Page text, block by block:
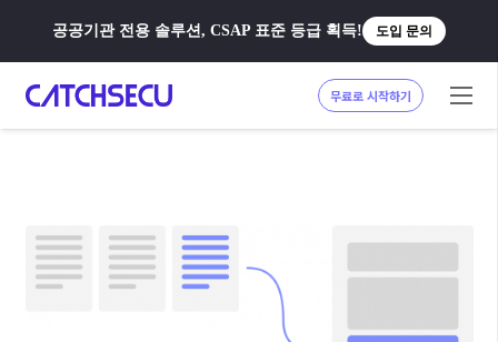
공공기관 전용 솔루션, CSAP 표준 등급 획득! 도입 문의
무료로 시작하기